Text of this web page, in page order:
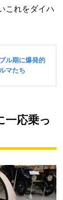
これをダイハ
一応乗っ